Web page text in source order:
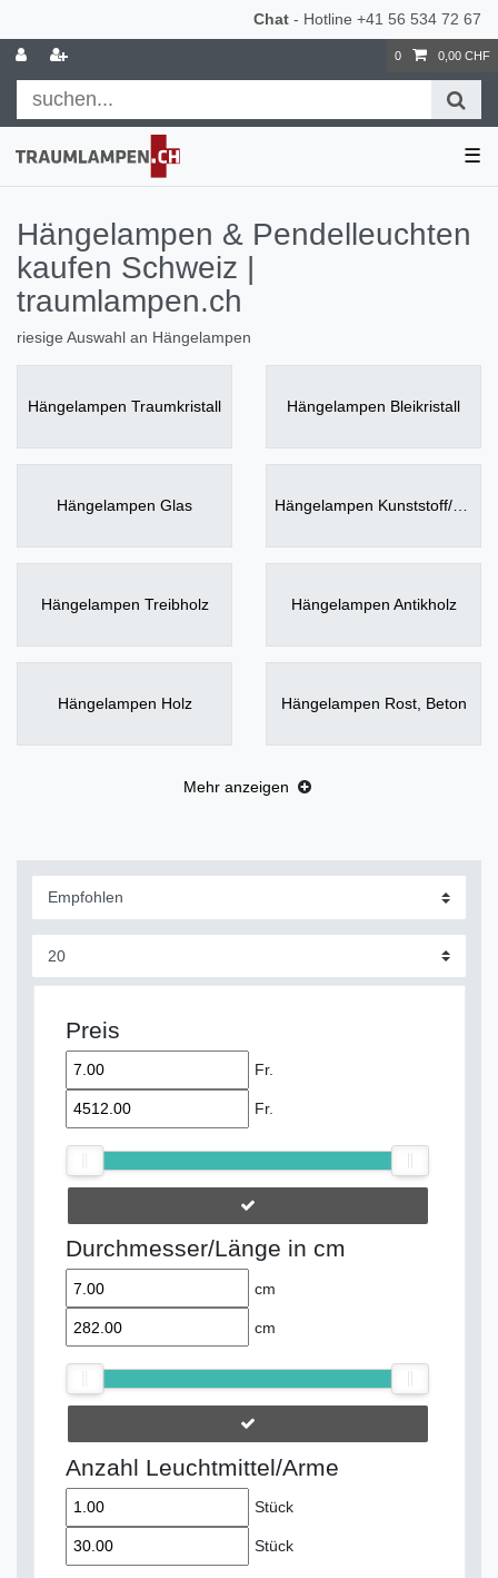
Chat - Hotline +41 56 534 72 67
0 0,00 CHF
☰
Hängelampen & Pendelleuchten
kaufen Schweiz |
traumlampen.ch
riesige Auswahl an Hängelampen
Hängelampen Traumkristall Hängelampen Bleikristall
Hängelampen Glas
Hängelampen Treibholz Hängelampen Antikholz
Hängelampen Holz Hängelampen Rost, Beton
Mehr anzeigen
Preis
Fr.
Fr.
Durchmesser/Länge in cm
cm
cm
Anzahl Leuchtmittel/Arme
Stück
Stück